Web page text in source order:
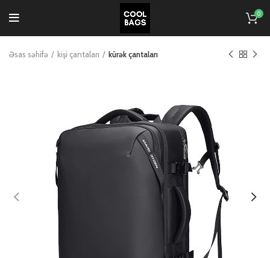
0
Əsas səhifə kişi çantaları kürək çantaları